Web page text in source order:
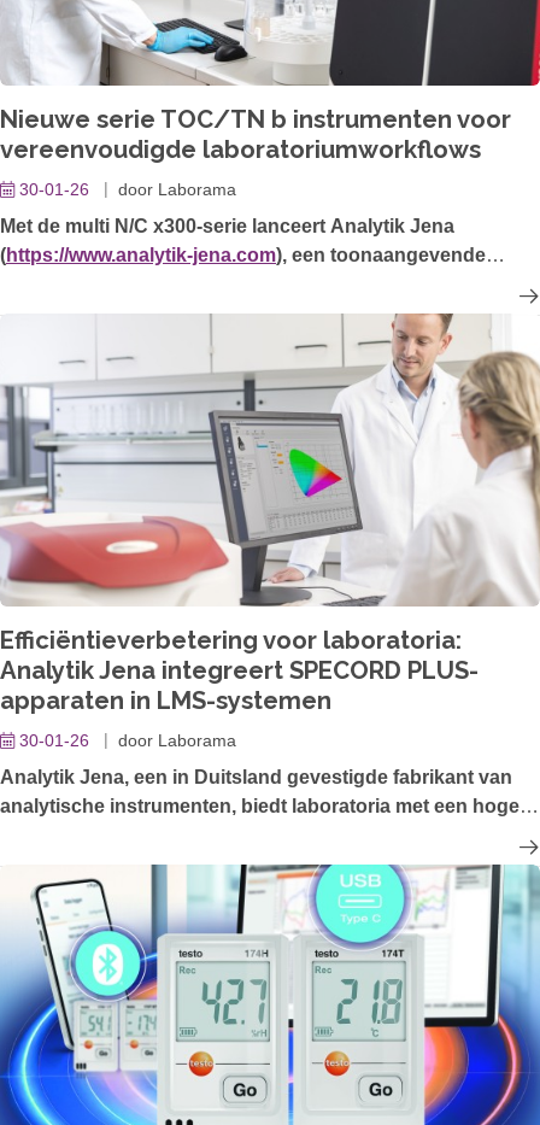
Nieuwe serie TOC/TN b instrumenten voor
vereenvoudigde laboratoriumworkflows
30-01-26 door Laborama
Met de multi N/C x300-serie lanceert Analytik Jena
(https://www.analytik-jena.com), een toonaangevende
instrumenten, veelbelovende nieuwe TOC/TN b-analyzers.
Met zijn robuuste, gebruiksvriendelijke ontwerp, flexibele
automatiseringsopties en intuïtieve nieuwe software biedt
de multi N/C x300-serie gebruiksvriendelijke, high-
throughput en kostengeoptimaliseerde instrumenten voor
milieuanalyse en voor de farmaceutische sector.
Efficiëntieverbetering voor laboratoria:
Analytik Jena integreert SPECORD PLUS-
apparaten in LMS-systemen
30-01-26 door Laborama
Analytik Jena, een in Duitsland gevestigde fabrikant van
analytische instrumenten, biedt laboratoria met een hoge
mate aan automatisering en een groot aantal monsters per
dag nu de mogelijkheid om hun meetprocessen in het
UV/Vis-technologiebereik te centraliseren en te
digitaliseren. De nieuwste update van de UV/Vis-apparaat
software ASpect UV maakt de besturing van de SPECORD
PLUS-apparaten van Analytik Jena mogelijk via een extern
laboratoriumbeheersysteem (LMS).